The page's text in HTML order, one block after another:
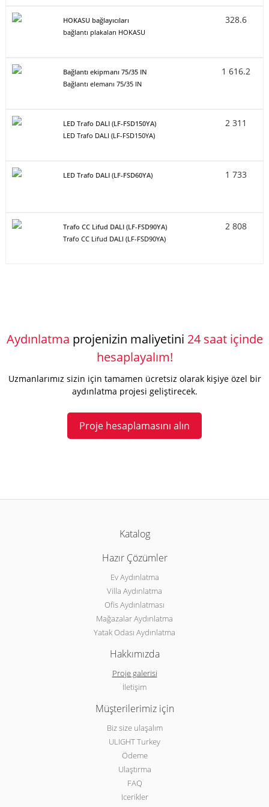
HOKASU bağlayıcıları
bağlantı plakaları HOKASU
328.6
Bağlantı ekipmanı 75/35 IN
Bağlantı elemanı 75/35 IN
1 616.2
LED Trafo DALI (LF-FSD150YA)
LED Trafo DALI (LF-FSD150YA)
2 311
LED Trafo DALI (LF-FSD60YA) 1 733
Trafo CC Lifud DALI (LF-FSD90YA)
Trafo CC Lifud DALI (LF-FSD90YA)
2 808
Aydınlatma projenizin maliyetini 24 saat içinde
hesaplayalım!
Uzmanlarımız sizin için tamamen ücretsiz olarak kişiye özel bir
aydınlatma projesi geliştirecek.
Proje hesaplamasını alın
Katalog
Hazır Çözümler
Ev Aydınlatma
Villa Aydınlatma
Ofis Aydınlatması
Mağazalar Aydınlatma
Yatak Odası Aydınlatma
Hakkımızda
Proje galerisi
İletişim
Müşterilerimiz için
Biz size ulaşalım
ULIGHT Turkey
Ödeme
Ulaştırma
FAQ
Icerikler